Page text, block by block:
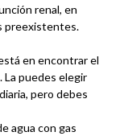
renal, en
preexistentes.
en encontrar el
La puedes elegir
pero debes
agua con gas